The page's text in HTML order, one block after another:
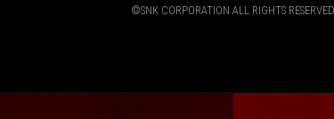
©SNK CORPORATION ALL RIGHTS